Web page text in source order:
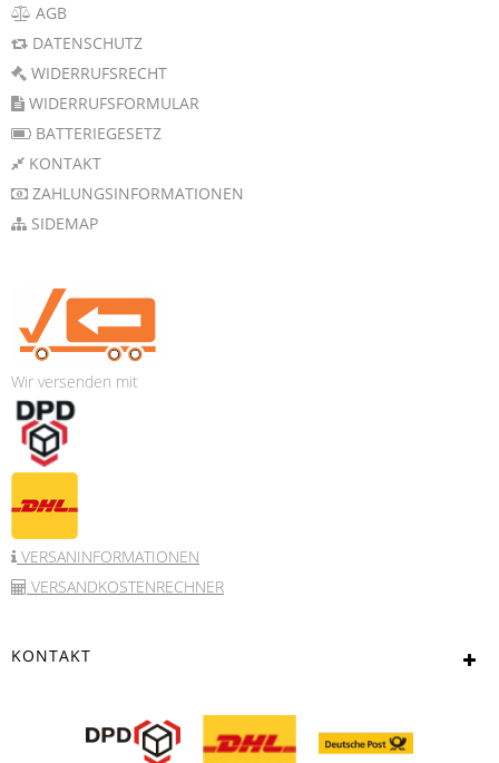
AGB
DATENSCHUTZ
WIDERRUFSRECHT
WIDERRUFSFORMULAR
BATTERIEGESETZ
KONTAKT
ZAHLUNGSINFORMATIONEN
SIDEMAP
Wir versenden mit
VERSANINFORMATIONEN
VERSANDKOSTENRECHNER
KONTAKT